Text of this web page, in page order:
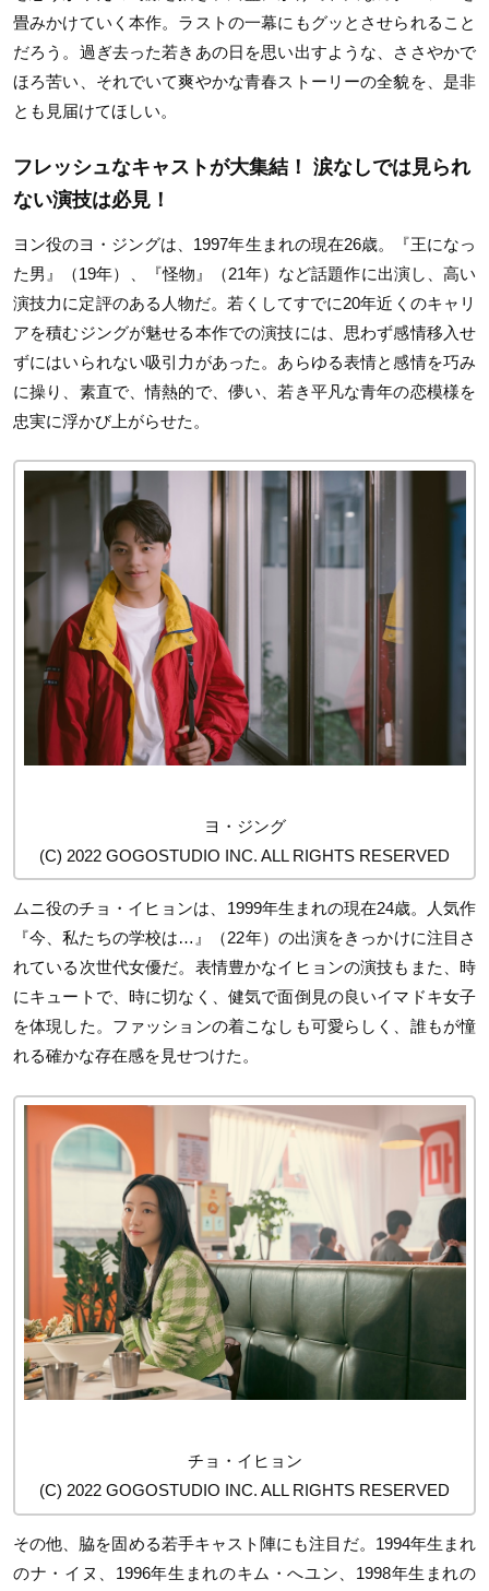
畳みかけていく本作。ラストの一幕にもグッとさせられること
だろう。過ぎ去った若きあの日を思い出すような、ささやかで
ほろ苦い、それでいて爽やかな青春ストーリーの全貌を、是非
とも見届けてほしい。
フレッシュなキャストが大集結！ 涙なしでは見られ
ない演技は必見！
ヨン役のヨ・ジングは、1997年生まれの現在26歳。『王になっ
た男』（19年）、『怪物』（21年）など話題作に出演し、高い
演技力に定評のある人物だ。若くしてすでに20年近くのキャリ
アを積むジングが魅せる本作での演技には、思わず感情移入せ
ずにはいられない吸引力があった。あらゆる表情と感情を巧み
に操り、素直で、情熱的で、儚い、若き平凡な青年の恋模様を
忠実に浮かび上がらせた。
ヨ・ジング
(C) 2022 GOGOSTUDIO INC. ALL RIGHTS RESERVED
ムニ役のチョ・イヒョンは、1999年生まれの現在24歳。人気作
『今、私たちの学校は…』（22年）の出演をきっかけに注目さ
れている次世代女優だ。表情豊かなイヒョンの演技もまた、時
にキュートで、時に切なく、健気で面倒見の良いイマドキ女子
を体現した。ファッションの着こなしも可愛らしく、誰もが憧
れる確かな存在感を見せつけた。
チョ・イヒョン
(C) 2022 GOGOSTUDIO INC. ALL RIGHTS RESERVED
その他、脇を固める若手キャスト陣にも注目だ。1994年生まれ
のナ・イヌ、1996年生まれのキム・へユン、1998年生まれの